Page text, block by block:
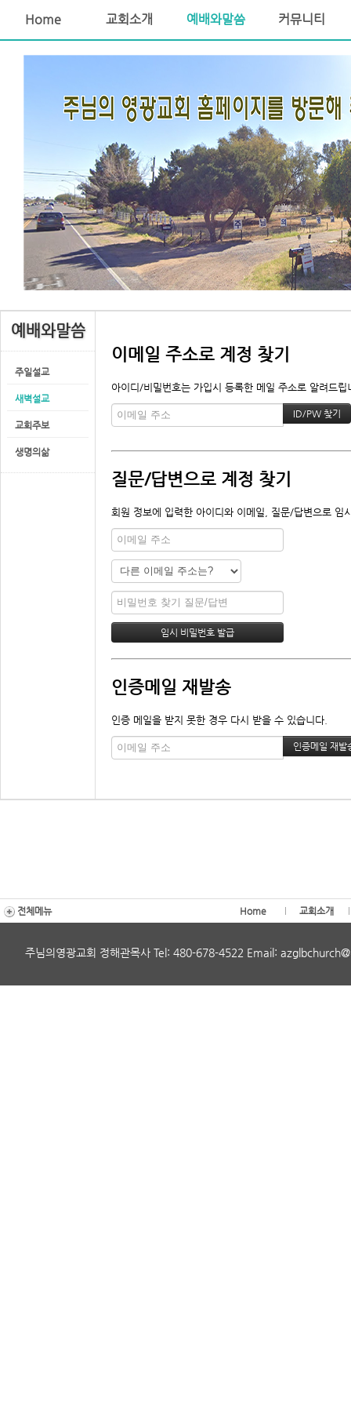
Home 교회소개 예배와말씀 커뮤니티
예배와말씀
주일설교
새벽설교
교회주보
생명의삶
이메일 주소로 계정 찾기
아이디/비밀번호는 가입시 등록한 메일 주소로 알려드
질문/답변으로 계정 찾기
회원 정보에 입력한 아이디와 이메일, 질문/답변으로 임
인증메일 재발송
인증 메일을 받지 못한 경우 다시 받을 수 있습니다.
Home 교회소개
전체메뉴
주님의영광교회 정해관목사 Tel: 480-678-4522 Email: